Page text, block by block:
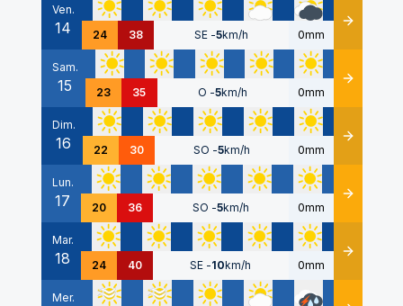
Ven.
14 24 38 SE -5km/h 0mm Détails
Sam.
15 23 35 O -5km/h 0mm Détails
Dim.
16 22 30 SO -5km/h 0mm Détails
Lun.
17 20 36 SO -5km/h 0mm Détails
Mar.
18 24 40 SE -10km/h 0mm Détails
Mer.